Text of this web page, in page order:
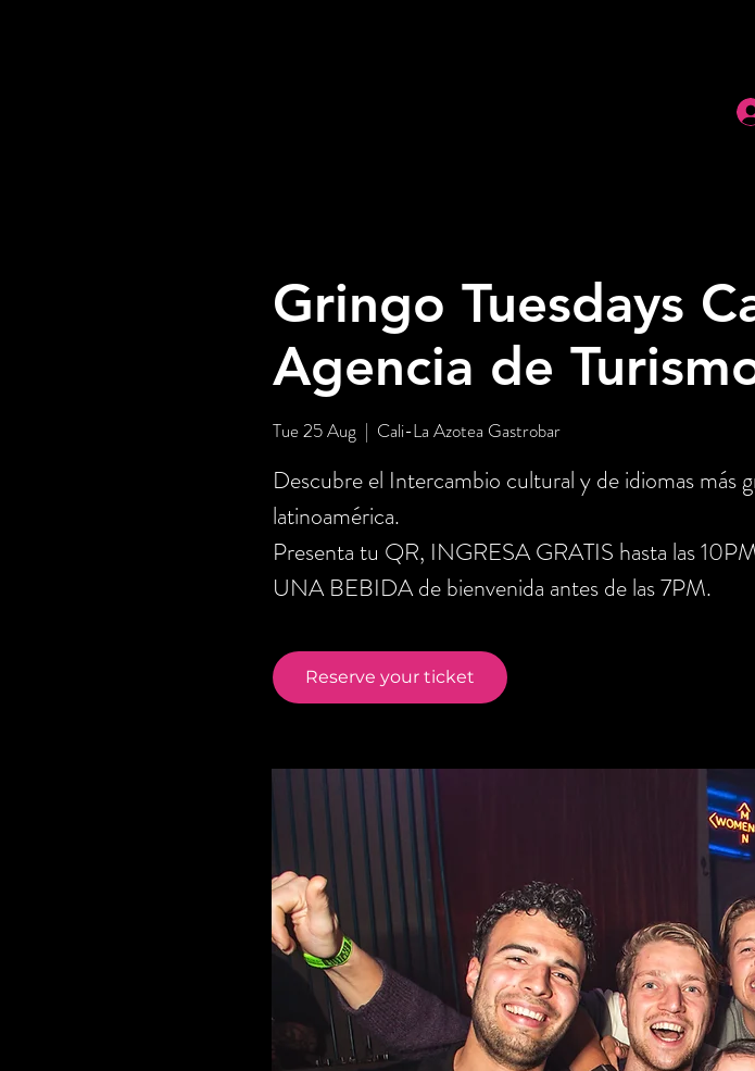
Gringo Tuesdays
Agencia de
Tue 25 Aug
  |
Cali-La Azotea Gastrobar
Descubre el Intercambio cultural y de idiomas más
latinoamérica.
Presenta tu QR, INGRESA GRATIS hasta las
UNA BEBIDA de bienvenida antes de las 7PM.
Reserve your ticket